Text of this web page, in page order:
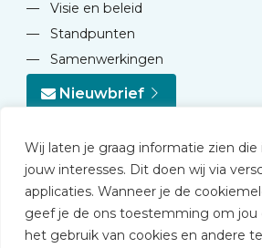
Wij laten je graag informatie zien
jouw interesses. Dit doen wij via
applicaties. Wanneer je de
geef je de ons toestemming om jou
het gebruik van cookies en andere
—
Visie en beleid
—
Standpunten
—
Samenwerkingen
Nieuwbrief
© 2026 NVD
Privacy statement